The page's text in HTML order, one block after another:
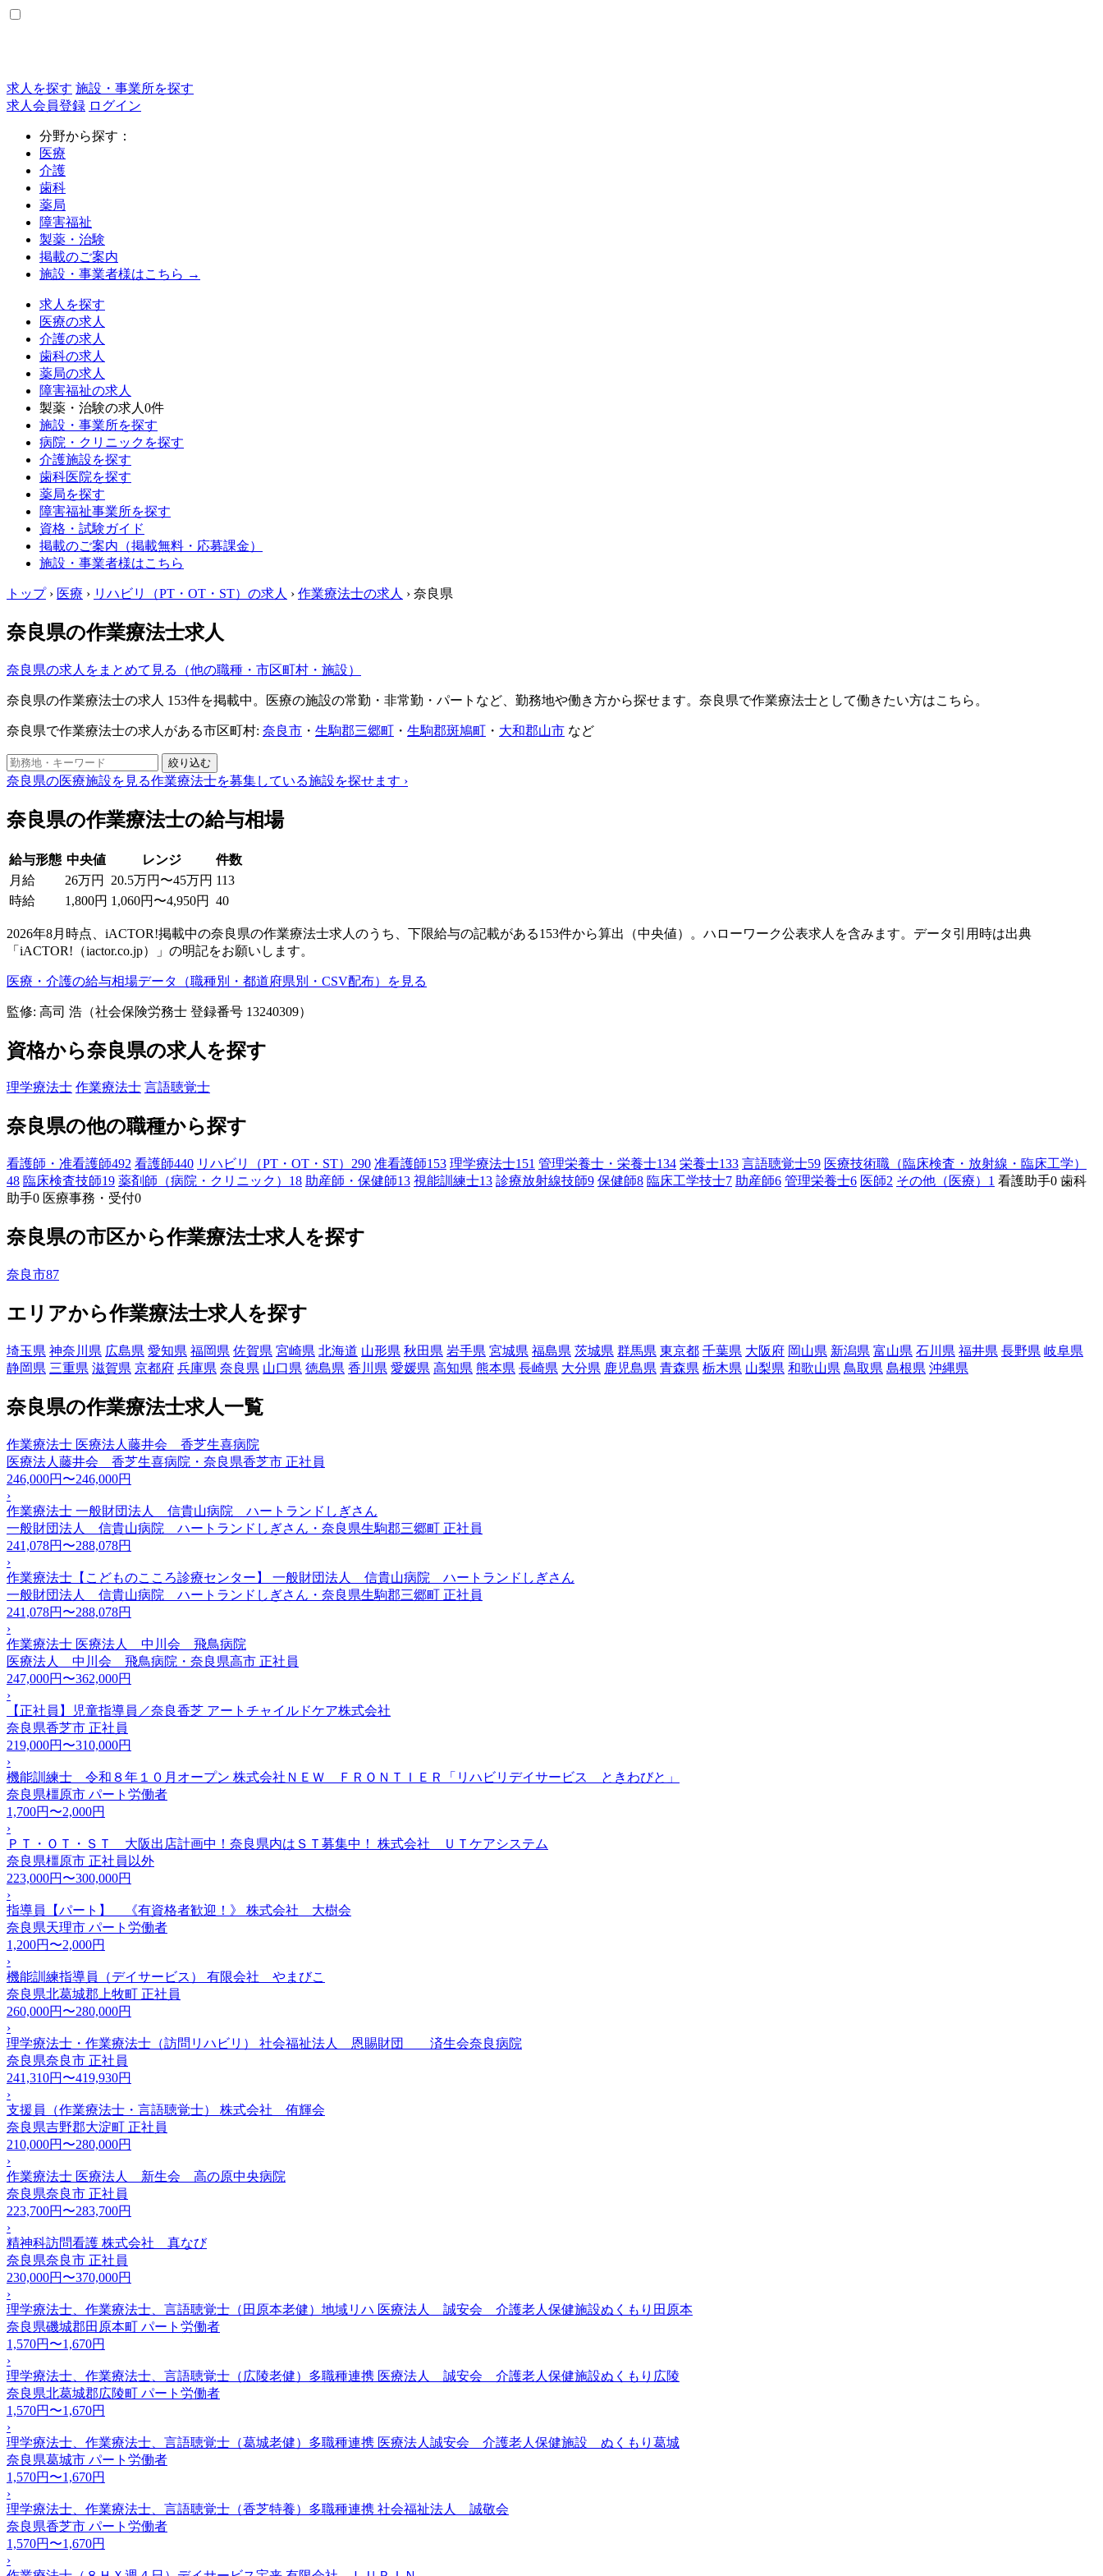
求人を探す 施設・事業所を探す
求人会員登録 ログイン
分野から探す：
医療
介護
歯科
薬局
障害福祉
製薬・治験
掲載のご案内
施設・事業者様はこちら →
求人を探す
医療の求人
介護の求人
歯科の求人
薬局の求人
障害福祉の求人
製薬・治験の求人 0件
施設・事業所を探す
病院・クリニックを探す
介護施設を探す
歯科医院を探す
薬局を探す
障害福祉事業所を探す
資格・試験ガイド
掲載のご案内（掲載無料・応募課金）
施設・事業者様はこちら
トップ › 医療 › リハビリ（PT・OT・ST）の求人 › 作業療法士の求人 › 奈良県
奈良県の作業療法士求人
奈良県の求人をまとめて見る（他の職種・市区町村・施設）
奈良県の作業療法士の求人 153件を掲載中。医療の施設の常勤・非常勤・パートなど、勤務地や働き方から探せます。奈良県で作業療法士として働きたい方はこちら。
奈良県で作業療法士の求人がある市区町村: 奈良市 ・ 生駒郡三郷町 ・ 生駒郡斑鳩町 ・ 大和郡山市 など
絞り込む
奈良県の医療施設を見る作業療法士を募集している施設を探せます ›
奈良県の作業療法士の給与相場
給与形態 中央値 レンジ
件数
月給
26万円 20.5万円〜45万円 113
時給
1,800円 1,060円〜4,950円 40
2026年8月時点、iACTOR!掲載中の奈良県の作業療法士求人のうち、下限給与の記載がある153件から算出（中央値）。ハローワーク公表求人を含みます。データ引用時は出典
「iACTOR!（iactor.co.jp）」の明記をお願いします。
医療・介護の給与相場データ（職種別・都道府県別・CSV配布）を見る
監修: 高司 浩（社会保険労務士 登録番号 13240309）
資格から奈良県の求人を探す
理学療法士 作業療法士 言語聴覚士
奈良県の他の職種から探す
看護師・准看護師492 看護師440 リハビリ（PT・OT・ST） 290 准看護師153 理学療法士151 管理栄養士・栄養士134 栄養士133 言語聴覚士59 医療技術職（臨床検査・放射線・臨床工学）
48 臨床検査技師19 薬剤師（病院・クリニック） 18 助産師・保健師13 視能訓練士13 診療放射線技師9 保健師8 臨床工学技士7 助産師6 管理栄養士6 医師2 その他（医療） 1 看護助手0 歯科
助手0 医療事務・受付0
奈良県の市区から作業療法士求人を探す
奈良市87
エリアから作業療法士求人を探す
埼玉県 神奈川県 広島県 愛知県 福岡県 佐賀県 宮崎県 北海道 山形県 秋田県 岩手県 宮城県 福島県 茨城県 群馬県 東京都 千葉県 大阪府 岡山県 新潟県 富山県 石川県 福井県 長野県 岐阜県
静岡県 三重県 滋賀県 京都府 兵庫県 奈良県 山口県 徳島県 香川県 愛媛県 高知県 熊本県 長崎県 大分県 鹿児島県 青森県 栃木県 山梨県 和歌山県 鳥取県 島根県 沖縄県
奈良県の作業療法士求人一覧
作業療法士 医療法人藤井会 香芝生喜病院
医療法人藤井会 香芝生喜病院・奈良県香芝市 正社員
246,000円〜246,000円
›
作業療法士 一般財団法人 信貴山病院 ハートランドしぎさん
一般財団法人 信貴山病院 ハートランドしぎさん・奈良県生駒郡三郷町 正社員
241,078円〜288,078円
›
作業療法士【こどものこころ診療センター】 一般財団法人 信貴山病院 ハートランドしぎさん
一般財団法人 信貴山病院 ハートランドしぎさん・奈良県生駒郡三郷町 正社員
241,078円〜288,078円
›
作業療法士 医療法人 中川会 飛鳥病院
医療法人 中川会 飛鳥病院・奈良県高市 正社員
247,000円〜362,000円
›
【正社員】児童指導員／奈良香芝 アートチャイルドケア株式会社
奈良県香芝市 正社員
219,000円〜310,000円
›
機能訓練士 令和８年１０月オープン 株式会社ＮＥＷ ＦＲＯＮＴＩＥＲ「リハビリデイサービス ときわびと」
奈良県橿原市 パート労働者
1,700円〜2,000円
›
ＰＴ・ＯＴ・ＳＴ 大阪出店計画中！奈良県内はＳＴ募集中！ 株式会社 ＵＴケアシステム
奈良県橿原市 正社員以外
223,000円〜300,000円
›
指導員【パート】 《有資格者歓迎！》 株式会社 大樹会
奈良県天理市 パート労働者
1,200円〜2,000円
›
機能訓練指導員（デイサービス） 有限会社 やまびこ
奈良県北葛城郡上牧町 正社員
260,000円〜280,000円
›
理学療法士・作業療法士（訪問リハビリ） 社会福祉法人 恩賜財団 済生会奈良病院
奈良県奈良市 正社員
241,310円〜419,930円
›
支援員（作業療法士・言語聴覚士） 株式会社 侑輝会
奈良県吉野郡大淀町 正社員
210,000円〜280,000円
›
作業療法士 医療法人 新生会 高の原中央病院
奈良県奈良市 正社員
223,700円〜283,700円
›
精神科訪問看護 株式会社 真なび
奈良県奈良市 正社員
230,000円〜370,000円
›
理学療法士、作業療法士、言語聴覚士（田原本老健）地域リハ 医療法人 誠安会 介護老人保健施設ぬくもり田原本
奈良県磯城郡田原本町 パート労働者
1,570円〜1,670円
›
理学療法士、作業療法士、言語聴覚士（広陵老健）多職種連携 医療法人 誠安会 介護老人保健施設ぬくもり広陵
奈良県北葛城郡広陵町 パート労働者
1,570円〜1,670円
›
理学療法士、作業療法士、言語聴覚士（葛城老健）多職種連携 医療法人誠安会 介護老人保健施設 ぬくもり葛城
奈良県葛城市 パート労働者
1,570円〜1,670円
›
理学療法士、作業療法士、言語聴覚士（香芝特養）多職種連携 社会福祉法人 誠敬会
奈良県香芝市 パート労働者
1,570円〜1,670円
›